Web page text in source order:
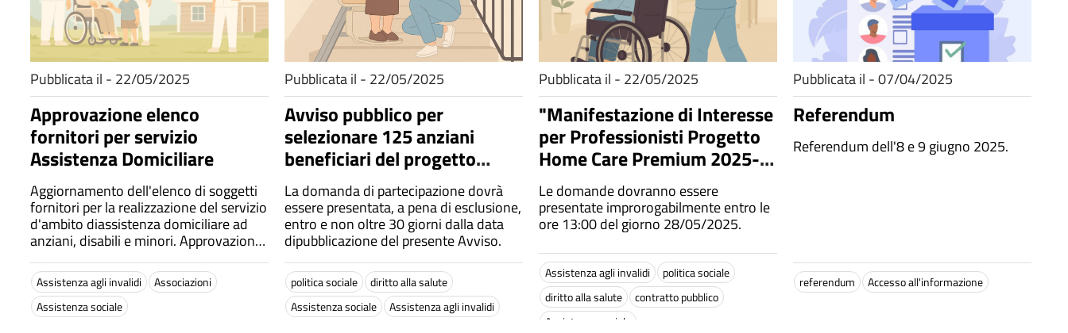
Pubblicata il - 22/05/2025
Approvazione elenco
fornitori per servizio
Assistenza Domiciliare
Aggiornamento dell'elenco di soggetti
fornitori per la realizzazione del servizio
d'ambito diassistenza domiciliare ad
anziani, disabili e minori. Approvazione
elenco dei soggetti fornitori eschema di
convenzione
Assistenza agli invalidi
Associazioni
Assistenza sociale
Pubblicata il - 22/05/2025
Avviso pubblico per
selezionare 125 anziani
beneficiari del progetto
"Autonomia degli anziani non
autosufficienti"
La domanda di partecipazione dovrà
essere presentata, a pena di esclusione,
entro e non oltre 30 giorni dalla data
dipubblicazione del presente Avviso.
politica sociale
diritto alla salute
Assistenza sociale
Assistenza agli invalidi
Pubblicata il - 22/05/2025
"Manifestazione di Interesse
per Professionisti Progetto
Home Care Premium 2025-
2028"
Le domande dovranno essere
presentate improrogabilmente entro le
ore 13:00 del giorno 28/05/2025.
Assistenza agli invalidi
politica sociale
diritto alla salute
contratto pubblico
Assistenza sociale
Pubblicata il - 07/04/2025
Referendum
Referendum dell'8 e 9 giugno 2025.
referendum Accesso all'informazione